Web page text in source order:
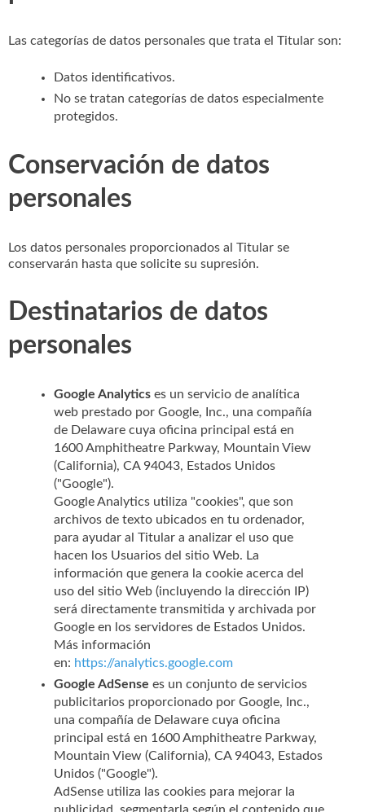
Las categorías de datos personales que trata el Titular son:
Datos identificativos.
No se tratan categorías de datos especialmente
protegidos.
Conservación de datos
personales
Los datos personales proporcionados al Titular se
conservarán hasta que solicite su supresión.
Destinatarios de datos
personales
Google Analytics es un servicio de analítica
web prestado por Google, Inc., una compañía
de Delaware cuya oficina principal está en
1600 Amphitheatre Parkway, Mountain View
(California), CA 94043, Estados Unidos
("Google").
Google Analytics utiliza "cookies", que son
archivos de texto ubicados en tu ordenador,
para ayudar al Titular a analizar el uso que
hacen los Usuarios del sitio Web. La
información que genera la cookie acerca del
uso del sitio Web (incluyendo la dirección IP)
será directamente transmitida y archivada por
Google en los servidores de Estados Unidos.
Más información
en: https://analytics.google.com
Google AdSense es un conjunto de servicios
publicitarios proporcionado por Google, Inc.,
una compañía de Delaware cuya oficina
principal está en 1600 Amphitheatre Parkway,
Mountain View (California), CA 94043, Estados
Unidos ("Google").
AdSense utiliza las cookies para mejorar la